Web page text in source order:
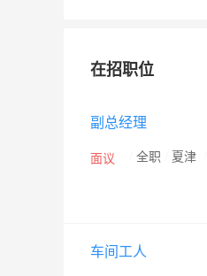
在招职位
副总经理
面议 全职 夏津
车间工人